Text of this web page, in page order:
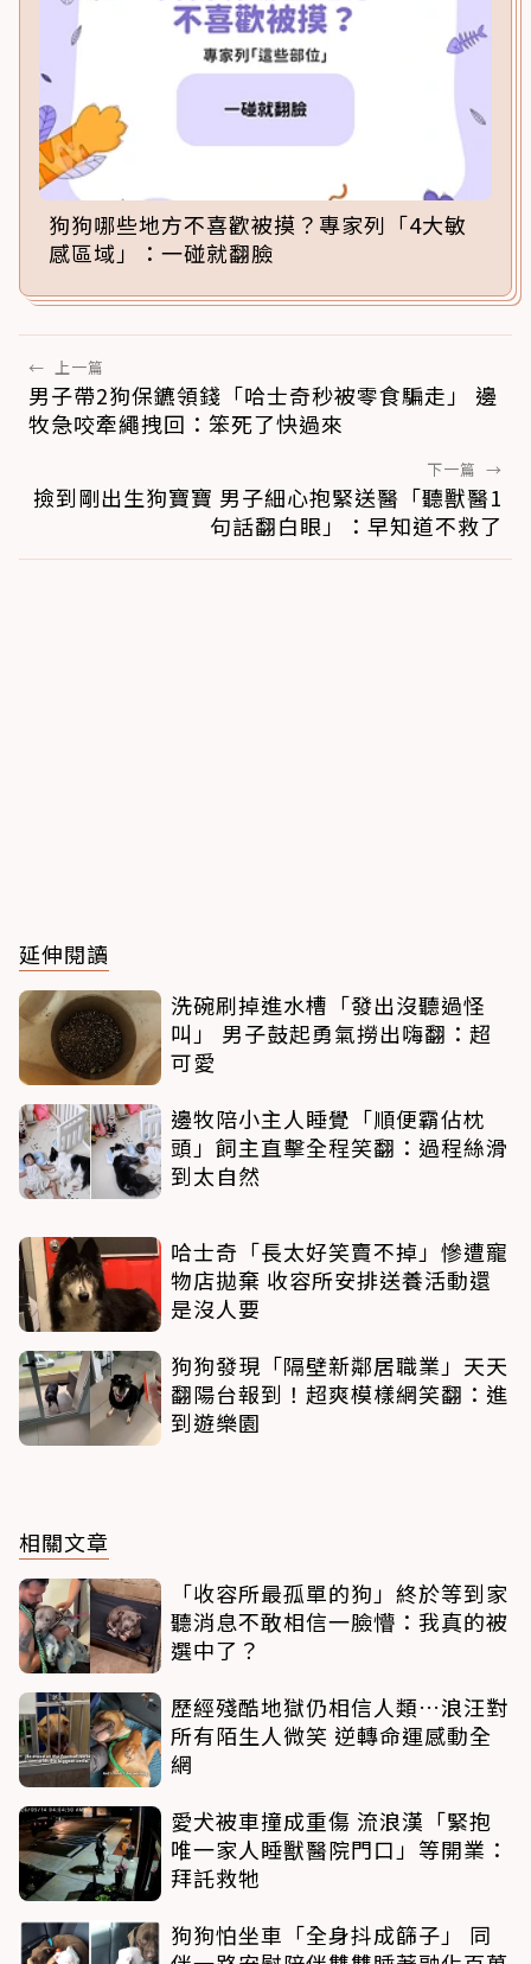
狗狗哪些地方不喜歡被摸？專家列「4大敏
感區域」：一碰就翻臉
← 上一篇
男子帶2狗保鑣領錢「哈士奇秒被零食騙走」 邊
牧急咬牽繩拽回：笨死了快過來
下一篇 →
撿到剛出生狗寶寶 男子細心抱緊送醫「聽獸醫1
句話翻白眼」：早知道不救了
延伸閱讀
洗碗刷掉進水槽「發出沒聽過怪
叫」 男子鼓起勇氣撈出嗨翻：超
可愛
邊牧陪小主人睡覺「順便霸佔枕
頭」飼主直擊全程笑翻：過程絲滑
到太自然
哈士奇「長太好笑賣不掉」慘遭寵
物店拋棄 收容所安排送養活動還
是沒人要
狗狗發現「隔壁新鄰居職業」天天
翻陽台報到！超爽模樣網笑翻：進
到遊樂園
相關文章
「收容所最孤單的狗」終於等到家
聽消息不敢相信一臉懵：我真的被
選中了？
歷經殘酷地獄仍相信人類…浪汪對
所有陌生人微笑 逆轉命運感動全
網
愛犬被車撞成重傷 流浪漢「緊抱
唯一家人睡獸醫院門口」等開業：
拜託救牠
狗狗怕坐車「全身抖成篩子」 同